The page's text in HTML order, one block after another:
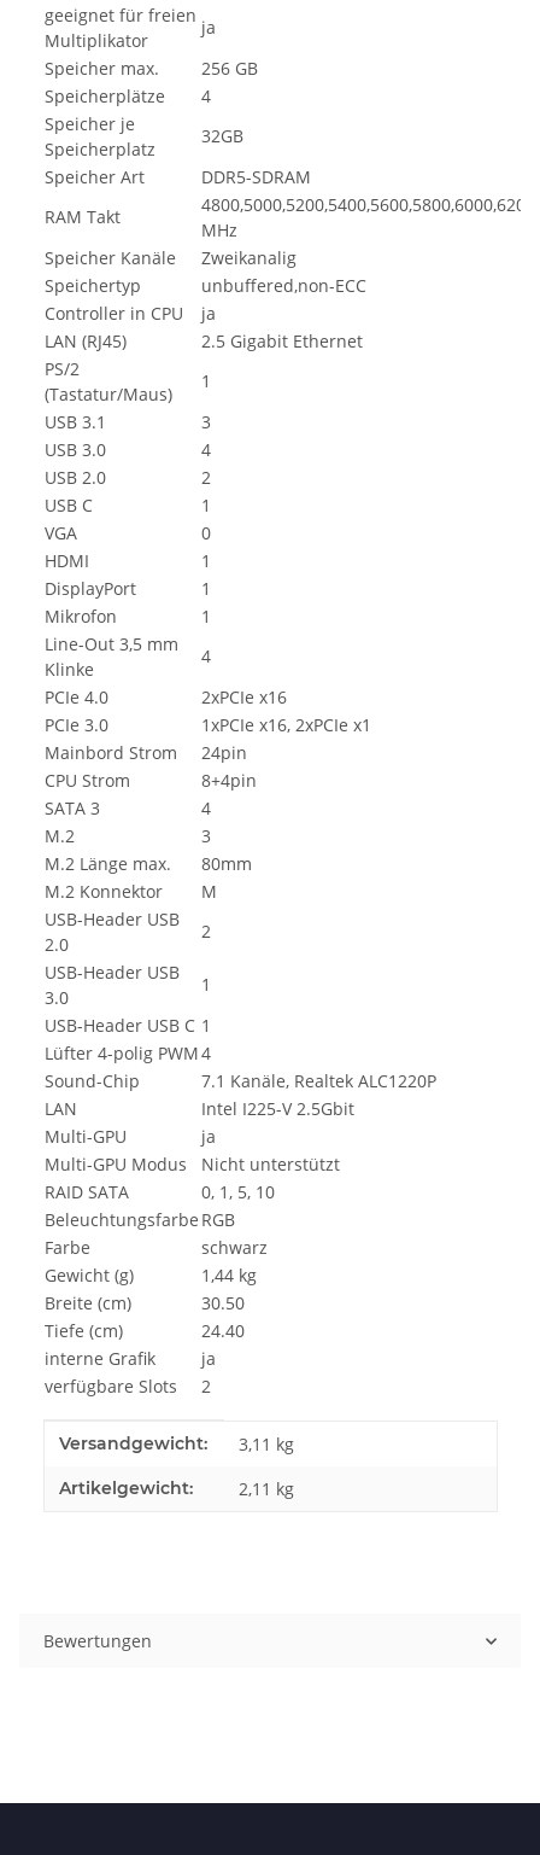
geeignet für freien
Multiplikator
ja
Speicher max.
256 GB
Speicherplätze
4
Speicher je
Speicherplatz
32GB
Speicher Art
DDR5-SDRAM
RAM Takt
MHz
Speicher Kanäle
Zweikanalig
Speichertyp
unbuffered,non-ECC
Controller in CPU
ja
LAN (RJ45)
2.5 Gigabit Ethernet
PS/2
(Tastatur/Maus)
1
USB 3.1
3
USB 3.0
4
USB 2.0
2
USB C
1
VGA
0
HDMI
1
DisplayPort
1
Mikrofon
1
Line-Out 3,5 mm
Klinke
4
PCIe 4.0
2xPCIe x16
PCIe 3.0
1xPCIe x16, 2xPCIe x1
Mainbord Strom
24pin
CPU Strom
8+4pin
SATA 3
4
M.2
3
M.2 Länge max.
80mm
M.2 Konnektor
M
USB-Header USB
2.0
2
USB-Header USB
3.0
1
USB-Header USB C 1
Lüfter 4-polig PWM4
Sound-Chip
7.1 Kanäle, Realtek ALC1220P
LAN
Intel I225-V 2.5Gbit
Multi-GPU
ja
Multi-GPU Modus
Nicht unterstützt
RAID SATA
0, 1, 5, 10
Beleuchtungsfarbe RGB
Farbe
schwarz
Gewicht (g)
1,44 kg
Breite (cm)
30.50
Tiefe (cm)
24.40
interne Grafik
ja
verfügbare Slots
2
Produkteigenschaft
Wert
Versandgewicht: 3,11 kg
Artikelgewicht: 2,11 kg
Bewertungen